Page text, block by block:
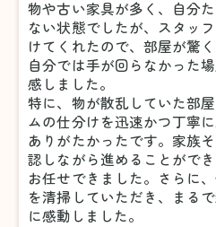
物や古い家具が多く、自分
ない状態でしたが、スタッ
けてくれたので、部屋が驚
自分では手が回らなかった
感しました。
特に、物が散乱していた部
ムの仕分けを迅速かつ丁寧
ありがたかったです。家族
認しながら進めることがで
お任せできました。さらに
を清掃していただき、まる
に感動しました。